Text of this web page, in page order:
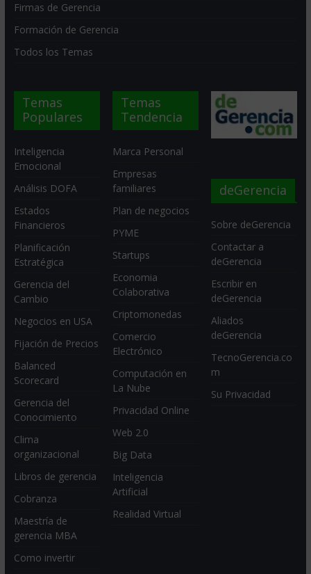
Firmas de Gerencia
Formación de Gerencia
Todos los Temas
Temas
Populares
Inteligencia
Emocional
Análisis DOFA
Estados
Financieros
Planificación
Estratégica
Gerencia del
Cambio
Negocios en USA
Fijación de Precios
Balanced
Scorecard
Gerencia del
Conocimiento
Clima
organizacional
Libros de gerencia
Cobranza
Maestría de
gerencia MBA
Como invertir
Temas
Tendencia
Marca Personal
Empresas
familiares
Plan de negocios
PYME
Startups
Economia
Colaborativa
Criptomonedas
Comercio
Electrónico
Computación en
La Nube
Privacidad Online
Web 2.0
Big Data
Inteligencia
Artificial
Realidad Virtual
deGerencia
Sobre deGerencia
Contactar a
deGerencia
Escribir en
deGerencia
Aliados
deGerencia
TecnoGerencia.co
m
Su Privacidad